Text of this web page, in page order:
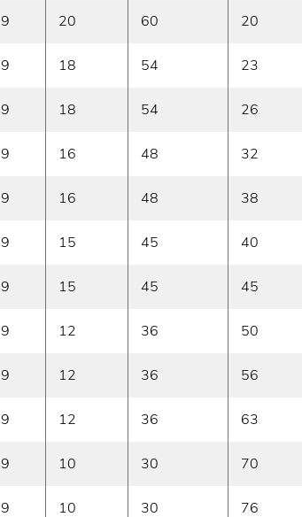
9 20 60 20
9 18 54 23
9 18 54 26
9 16 48 32
9 16 48 38
9 15 45 40
9 15 45 45
9 12 36 50
9 12 36 56
9 12 36 63
9 10 30 70
9 10 30 76